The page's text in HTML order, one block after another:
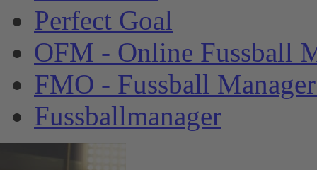
Perfect Goal
OFM - Online Fussball
FMO - Fussball
Fussballmanager